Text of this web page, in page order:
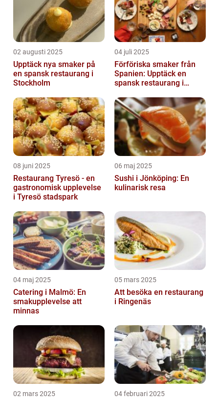
02 augusti 2025
Upptäck nya smaker på
en spansk restaurang i
Stockholm
04 juli 2025
Förföriska smaker från
Spanien: Upptäck en
spansk restaurang i
08 juni 2025
Restaurang Tyresö - en
gastronomisk upplevelse
i Tyresö stadspark
06 maj 2025
Sushi i Jönköping: En
kulinarisk resa
04 maj 2025
Catering i Malmö: En
smakupplevelse att
minnas
05 mars 2025
Att besöka en restaurang
i Ringenäs
02 mars 2025 04 februari 2025